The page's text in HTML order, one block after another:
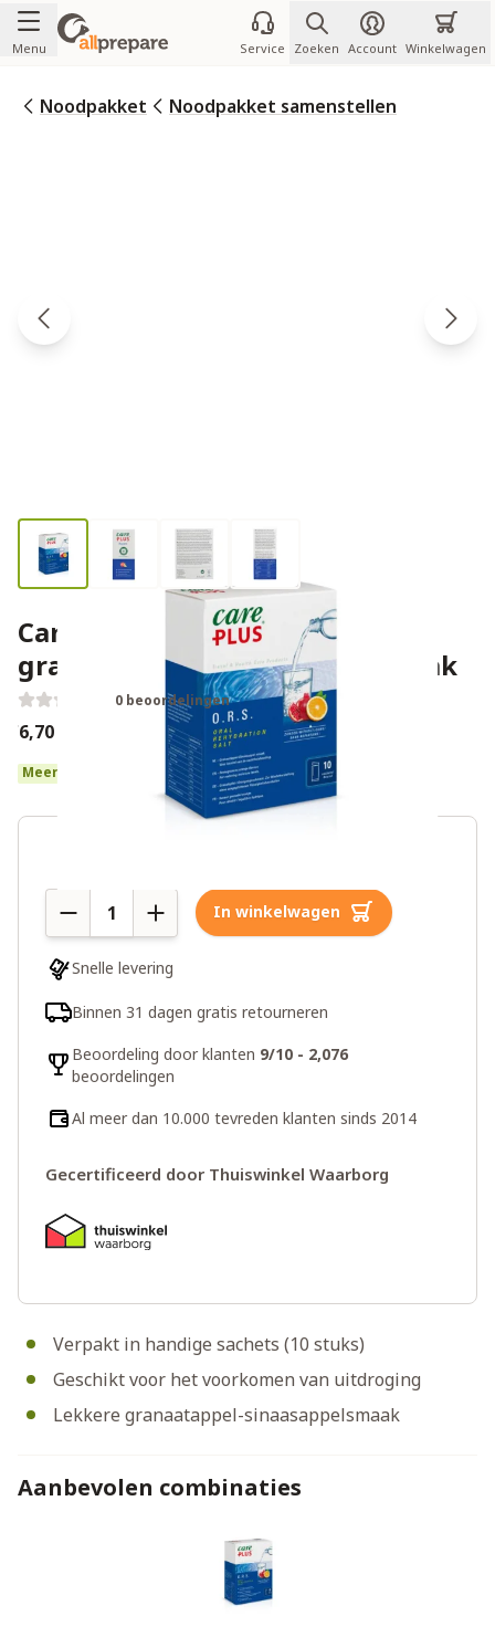
Ga naar de inhoud
Menu Service Zoeken Account Winkelwagen
Noodpakket Noodpakket samenstellen
Care Plus O.R.S
granaatappel/sinaasappel smaak
0 beoordelingen
€6,70€8,95
Meer dan 10 op voorraad
Verpakt in handige sachets (10 stuks)
Geschikt voor het voorkomen van uitdroging
Lekkere granaatappel-sinaasappelsmaak
In winkelwagen
Snelle levering
Binnen 31 dagen gratis retourneren
Beoordeling door klanten 9/10 - 2,076
beoordelingen
Al meer dan 10.000 tevreden klanten sinds 2014
Gecertificeerd door Thuiswinkel Waarborg
Aanbevolen combinaties